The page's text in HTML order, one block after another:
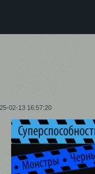
02-13 16:57:20